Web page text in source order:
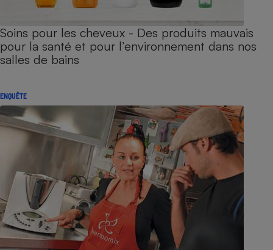
Soins pour les cheveux - Des produits mauvais
pour la santé et pour l’environnement dans nos
salles de bains
ENQUÊTE